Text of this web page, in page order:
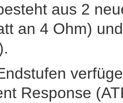
aus 2
an 4 Ohm)
Response